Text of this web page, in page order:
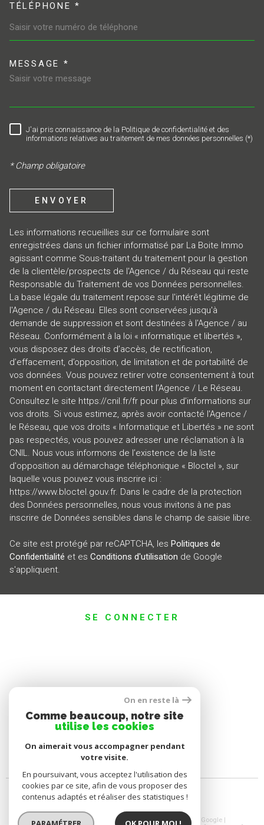
TÉLÉPHONE *
MESSAGE *
RÈGLEMENTATION
J'ai pris connaissance de la Politique de confidentialité et des
informations relatives au traitement de mes données personnelles (*)
* Champ obligatoire
ENVOYER
Les informations recueillies sur ce formulaire sont
enregistrées dans un fichier informatisé par La Boite Immo
agissant comme Sous-traitant du traitement pour la gestion
de la clientèle/prospects de l'Agence / du Réseau qui reste
Responsable du Traitement de vos Données personnelles.
La base légale du traitement repose sur l'intérêt légitime de
l'Agence / du Réseau. Elles sont conservées jusqu'à
demande de suppression et sont destinées à l'Agence / au
Réseau. Conformément à la loi « informatique et libertés »,
vous disposez des droits d’accès, de rectification,
d’effacement, d’opposition, de limitation et de portabilité de
vos données. Vous pouvez retirer votre consentement à tout
moment en contactant directement l’Agence / Le Réseau.
Consultez le site https://cnil.fr/fr pour plus d’informations sur
vos droits. Si vous estimez, après avoir contacté l'Agence /
le Réseau, que vos droits « Informatique et Libertés » ne sont
pas respectés, vous pouvez adresser une réclamation à la
CNIL. Nous vous informons de l’existence de la liste
d'opposition au démarchage téléphonique « Bloctel », sur
laquelle vous pouvez vous inscrire ici :
https://www.bloctel.gouv.fr. Dans le cadre de la protection
des Données personnelles, nous vous invitons à ne pas
inscrire de Données sensibles dans le champ de saisie libre.
Ce site est protégé par reCAPTCHA, les Politiques de
Confidentialité et es Conditions d'utilisation de Google
s'appliquent.
SE CONNECTER
© 2026 | Tous droits réservés | Traduction powered by Google |
On en reste là
Comme beaucoup, notre site
utilise les cookies
On aimerait vous accompagner pendant
votre visite.
En poursuivant, vous acceptez l'utilisation des
cookies par ce site, afin de vous proposer des
contenus adaptés et réaliser des statistiques !